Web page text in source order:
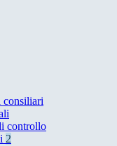
consiliari
controllo
2